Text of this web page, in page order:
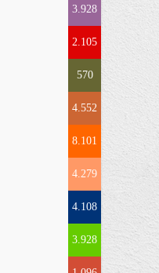
3.928
2.105
570
4.552
8.101
4.279
4.108
3.928